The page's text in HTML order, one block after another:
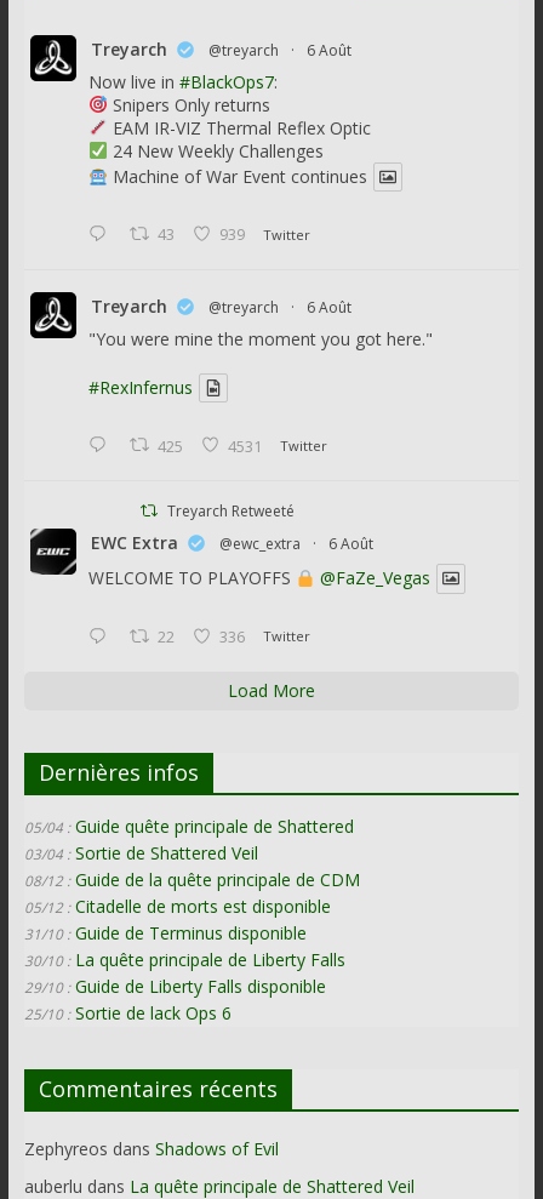
Treyarch @treyarch · 6 Août
Now live in #BlackOps7:
Snipers Only returns
EAM IR-VIZ Thermal Reflex Optic
24 New Weekly Challenges
Machine of War Event continues
43 939 Twitter
Treyarch @treyarch · 6 Août
"You were mine the moment you got here."
#RexInfernus
425 4531 Twitter
Treyarch Retweeté
EWC Extra @ewc_extra · 6 Août
WELCOME TO PLAYOFFS @FaZe_Vegas
22 336 Twitter
Load More
Dernières infos
05/04 : Guide quête principale de Shattered
03/04 : Sortie de Shattered Veil
08/12 : Guide de la quête principale de CDM
05/12 : Citadelle de morts est disponible
31/10 : Guide de Terminus disponible
30/10 : La quête principale de Liberty Falls
29/10 : Guide de Liberty Falls disponible
25/10 : Sortie de lack Ops 6
Commentaires récents
Zephyreos dans Shadows of Evil
auberlu dans La quête principale de Shattered Veil